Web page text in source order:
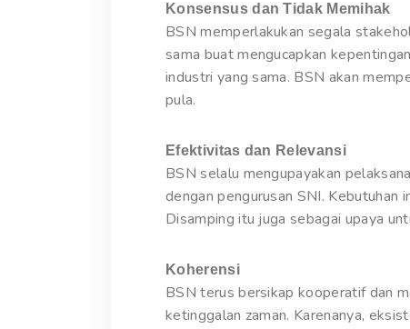
Konsensus dan Tidak Memihak
BSN memperlakukan segala
sama buat mengucapkan
industri yang sama. BSN akan
pula.
Efektivitas dan Relevansi
BSN selalu mengupayakan
dengan pengurusan SNI. Kebutuhan
Disamping itu juga sebagai upaya
Koherensi
BSN terus bersikap kooperatif dan
ketinggalan zaman. Karenanya,